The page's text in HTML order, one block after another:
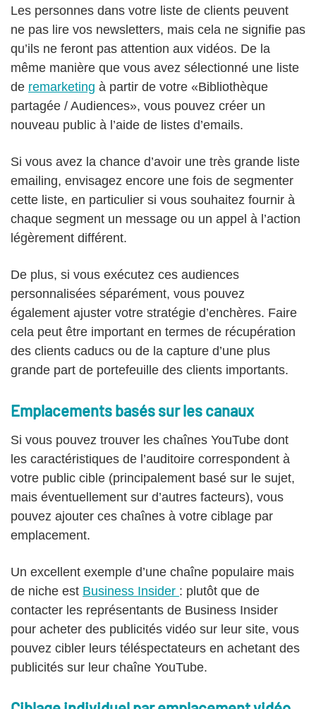
Les personnes dans votre liste de clients peuvent
ne pas lire vos newsletters, mais cela ne signifie pas
qu’ils ne feront pas attention aux vidéos. De la
même manière que vous avez sélectionné une liste
de remarketing à partir de votre «Bibliothèque
partagée / Audiences», vous pouvez créer un
nouveau public à l’aide de listes d’emails.
Si vous avez la chance d’avoir une très grande liste
emailing, envisagez encore une fois de segmenter
cette liste, en particulier si vous souhaitez fournir à
chaque segment un message ou un appel à l’action
légèrement différent.
De plus, si vous exécutez ces audiences
personnalisées séparément, vous pouvez
également ajuster votre stratégie d’enchères. Faire
cela peut être important en termes de récupération
des clients caducs ou de la capture d’une plus
grande part de portefeuille des clients importants.
Emplacements basés sur les canaux
Si vous pouvez trouver les chaînes YouTube dont
les caractéristiques de l’auditoire correspondent à
votre public cible (principalement basé sur le sujet,
mais éventuellement sur d’autres facteurs), vous
pouvez ajouter ces chaînes à votre ciblage par
emplacement.
Un excellent exemple d’une chaîne populaire mais
de niche est Business Insider : plutôt que de
contacter les représentants de Business Insider
pour acheter des publicités vidéo sur leur site, vous
pouvez cibler leurs téléspectateurs en achetant des
publicités sur leur chaîne YouTube.